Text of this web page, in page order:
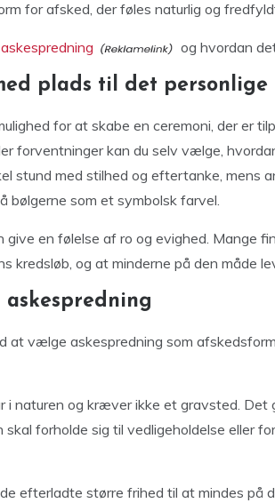
for afsked, der føles naturlig og
askespredning og hvordan
plads til det personlige
for at skabe en ceremoni, der er
forventninger kan du selv vælge,
stund med stilhed og eftertanke, mens
bølgerne som et symbolsk farvel.
give en følelse af ro og evighed. Mange
kredsløb, og at minderne på den måde
askespredning
at vælge askespredning som
i naturen og kræver ikke et gravsted. Det
skal forholde sig til vedligeholdelse eller
efterladte større frihed til at mindes på